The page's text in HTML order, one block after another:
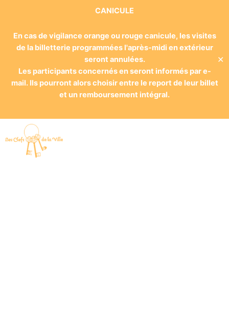
CANICULE
En cas de vigilance orange ou rouge canicule, les visites
de la billetterie programmées l'après-midi en extérieur
seront annulées.
Les participants concernés en seront informés par e-
mail. Ils pourront alors choisir entre le report de leur billet
et un remboursement intégral.
✕